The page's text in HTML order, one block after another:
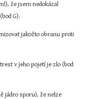
že jsem nedokázal
G).
jakožto obranu proti
v jeho pojetí je zlo (bod
jádro sporu), že nelze